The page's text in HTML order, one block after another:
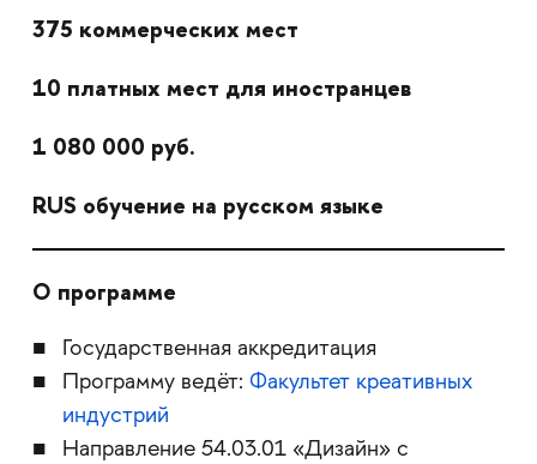
375 коммерческих мест
10 платных мест для иностранцев
1 080 000 руб.
RUS обучение на русском языке
О программе
Государственная аккредитация
Программу ведёт: Факультет креативных
индустрий
Направление 54.03.01 «Дизайн» с